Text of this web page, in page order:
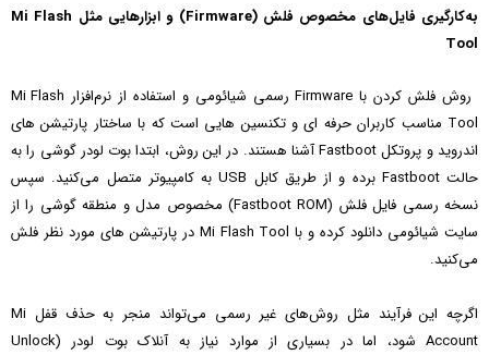
به‌کارگیری فایل‌های مخصوص فلش (Firmware) و ابزارهایی مثل Mi Flash
Tool
روش فلش کردن با Firmware رسمی شیائومی و استفاده از نرم‌افزار Mi Flash
Tool مناسب کاربران حرفه‌ ای و تکنسین‌ هایی است که با ساختار پارتیشن‌ های
اندروید و پروتکل Fastboot آشنا هستند. در این روش، ابتدا بوت‌ لودر گوشی را به
حالت Fastboot برده و از طریق کابل USB به کامپیوتر متصل می‌کنید. سپس
نسخه رسمی فایل فلش (Fastboot ROM) مخصوص مدل و منطقه گوشی را از
سایت شیائومی دانلود کرده و با Mi Flash Tool در پارتیشن‌ های مورد نظر فلش
می‌کنید.
اگرچه این فرآیند مثل روش‌های غیر رسمی می‌تواند منجر به حذف قفل Mi
Account شود، اما در بسیاری از موارد نیاز به آنلاک بوت‌ لودر (Unlock